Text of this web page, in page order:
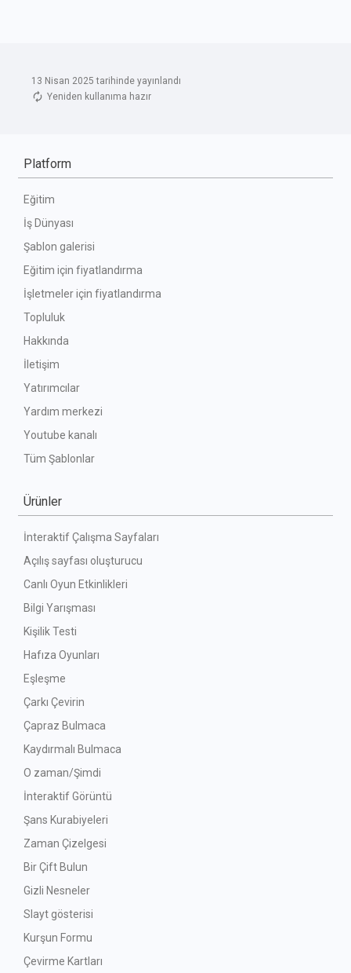
13 Nisan 2025 tarihinde yayınlandı
Yeniden kullanıma hazır
Platform
Eğitim
İş Dünyası
Şablon galerisi
Eğitim için fiyatlandırma
İşletmeler için fiyatlandırma
Topluluk
Hakkında
İletişim
Yatırımcılar
Yardım merkezi
Youtube kanalı
Tüm Şablonlar
Ürünler
İnteraktif Çalışma Sayfaları
Açılış sayfası oluşturucu
Canlı Oyun Etkinlikleri
Bilgi Yarışması
Kişilik Testi
Hafıza Oyunları
Eşleşme
Çarkı Çevirin
Çapraz Bulmaca
Kaydırmalı Bulmaca
O zaman/Şimdi
İnteraktif Görüntü
Şans Kurabiyeleri
Zaman Çizelgesi
Bir Çift Bulun
Gizli Nesneler
Slayt gösterisi
Kurşun Formu
Çevirme Kartları